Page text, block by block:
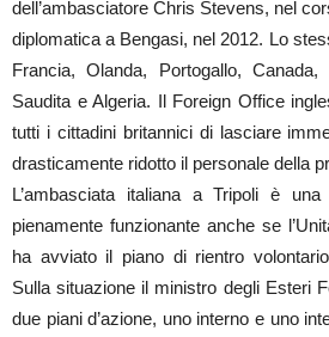
dell’ambasciatore Chris Stevens, nel
diplomatica a Bengasi, nel 2012. Lo
Francia, Olanda, Portogallo,
Saudita e Algeria. Il Foreign Office
tutti i cittadini britannici di lasciare
drasticamente ridotto il personale della
L’ambasciata italiana a Tripoli è
pienamente funzionante anche se
ha avviato il piano di rientro
Sulla situazione il ministro degli Esteri
due piani d’azione, uno interno e uno